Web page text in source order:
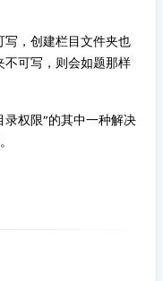
，创建栏目文件夹也
可写，则会如题那样
权限”的其中一种解决